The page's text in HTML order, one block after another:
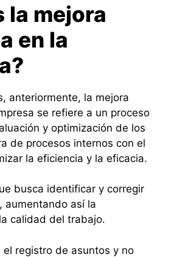
la mejora
en la
anteriormente, la mejora
se refiere a un proceso
y optimización de los
de procesos internos con el
la eficiencia y la eficacia.
busca identificar y corregir
aumentando así la
calidad del trabajo.
el registro de asuntos y no